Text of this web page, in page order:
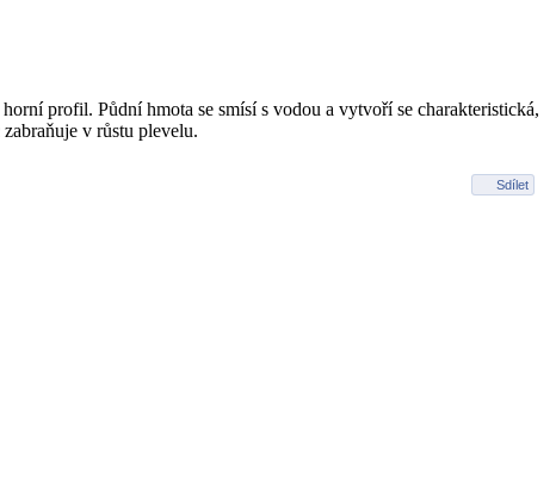
profil. Půdní hmota se smísí s vodou a vytvoří se charakteristická,
v růstu plevelu.
Sdílet